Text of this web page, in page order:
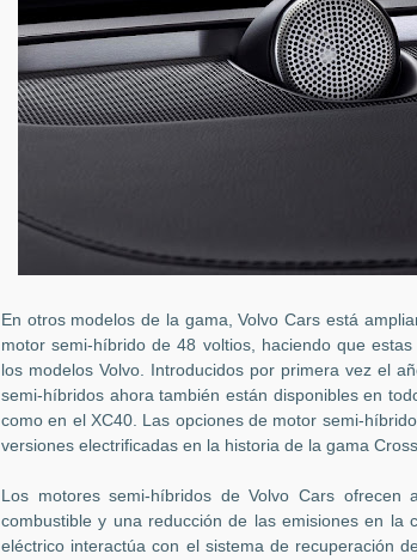
En otros modelos de la gama, Volvo Cars está
motor semi-híbrido de 48 voltios, haciendo que
los modelos Volvo. Introducidos por primera vez el
semi-híbridos ahora también están disponibles en
como en el XC40. Las opciones de motor semi-
versiones electrificadas en la historia de la gama
Los motores semi-híbridos de Volvo Cars
combustible y una reducción de las emisiones en la
eléctrico interactúa con el sistema de recuperación